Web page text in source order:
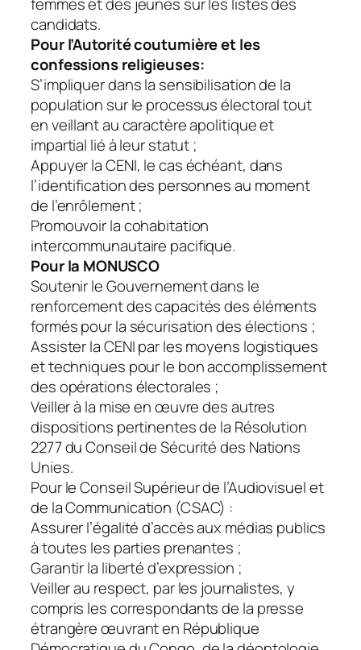
candidats.
Pour l’Autorité coutumière et les
confessions religieuses:
S’impliquer dans la sensibilisation de la
population sur le processus électoral tout
en veillant au caractère apolitique et
impartial lié à leur statut ;
Appuyer la CENI, le cas échéant, dans
l’identification des personnes au moment
de l’enrôlement ;
Promouvoir la cohabitation
intercommunautaire pacifique.
Pour la MONUSCO
Soutenir le Gouvernement dans le
renforcement des capacités des éléments
formés pour la sécurisation des élections ;
Assister la CENI par les moyens logistiques
et techniques pour le bon accomplissement
des opérations électorales ;
Veiller à la mise en œuvre des autres
dispositions pertinentes de la Résolution
2277 du Conseil de Sécurité des Nations
Unies.
Pour le Conseil Supérieur de l’Audiovisuel et
de la Communication (CSAC) :
Assurer l’égalité d’accès aux médias publics
à toutes les parties prenantes ;
Garantir la liberté d’expression ;
Veiller au respect, par les journalistes, y
compris les correspondants de la presse
étrangère œuvrant en République